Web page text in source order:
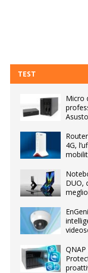
TEST
Micro
4G,
DUO,